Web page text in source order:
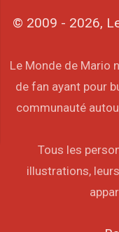
© 2009 - 2026,
Le Monde de Mario
de fan ayant pour
communauté
Tous les
illustrations,